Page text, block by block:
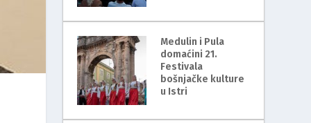
Medulin i Pula
domaćini 21.
Festivala
bošnjačke kulture
u Istri